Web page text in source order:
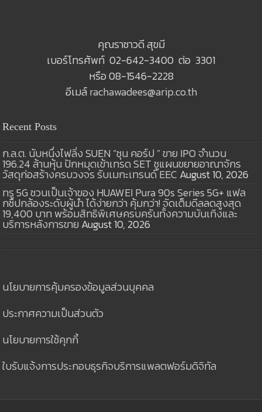
คุณราชาวดี สุขมี
เบอร์โทรศัพท์ 02-642-3400 ต่อ 3301
หรือ 08-1546-2228
อีเมล์rachawadees@arip.co.th
Recent Posts
ก.ล.ต. นับหนึ่งไฟลิ่ง SUEN “ซุน คอร์ป ” ขาย IPO จำนวน
196.24 ล้านหุ้น ปักหมุดเข้าเทรด SET ชูแผนขยายอาณาจักร
วัสดุก่อสร้างครบวงจร รับเมกะเทรนด์ EEC August 10, 2026
ทรู 5G ชวนเป็นเจ้าของ HUAWEI Pura 90s Series 5G+ แฟล
กชิปกล้องระดับผู้นำ ได้ง่ายกว่า คุ้มกว่า! จัดเต็มดีลลดสูงสุด
19,400 บาท พร้อมสิทธิพิเศษครบครันทั้งความบันเทิงและ
บริการหลังการขาย August 10, 2026
นโยบายการคุ้มครองข้อมูลส่วนบุคคล
ประกาศความเป็นส่วนตัว
นโยบายการใช้คุกกี้
ใบรับแจ้งการประกอบธุรกิจบริการแพลตฟอร์มดิจิทัล